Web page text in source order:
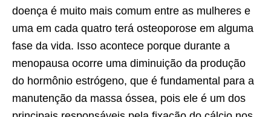
doença é muito mais comum entre as mulheres e
uma em cada quatro terá osteoporose em alguma
fase da vida. Isso acontece porque durante a
menopausa ocorre uma diminuição da produção
do hormônio estrógeno, que é fundamental para a
manutenção da massa óssea, pois ele é um dos